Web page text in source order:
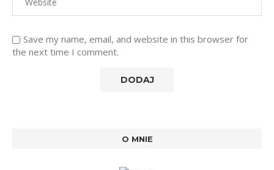
Save my name, email, and website in this browser for
the next time I comment.
O MNIE